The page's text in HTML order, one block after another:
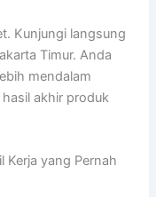
Kunjungi langsung
Timur. Anda
mendalam
akhir produk
yang Pernah